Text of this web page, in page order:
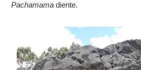
Pachamama diente.